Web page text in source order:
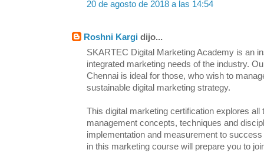
20 de agosto de 2018 a las 14:54
Roshni Kargi dijo...
SKARTEC Digital Marketing Academy is an
integrated marketing needs of the industry.
Chennai is ideal for those, who wish to
sustainable digital marketing strategy.
This digital marketing certification explores all
management concepts, techniques and
implementation and measurement to
in this marketing course will prepare you to